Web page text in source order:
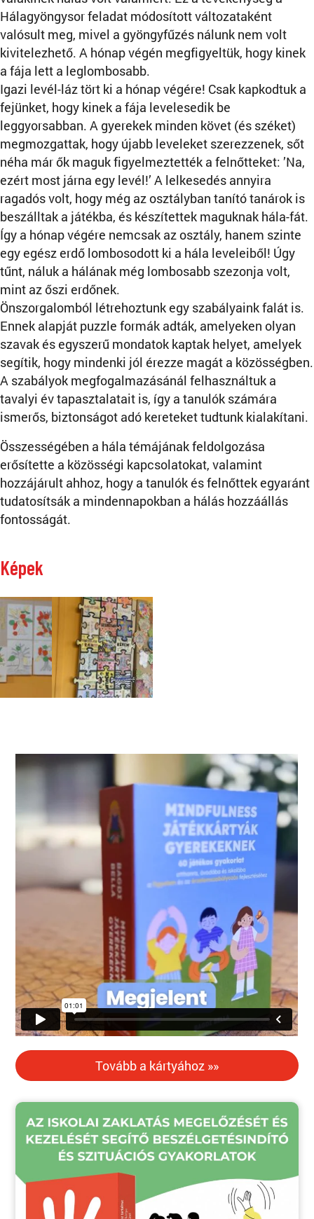
Hálagyöngysor feladat módosított változataként
valósult meg, mivel a gyöngyfűzés nálunk nem volt
kivitelezhető. A hónap végén megfigyeltük, hogy kinek
a fája lett a leglombosabb.
Igazi levél-láz tört ki a hónap végére! Csak kapkodtuk a
fejünket, hogy kinek a fája levelesedik be
leggyorsabban. A gyerekek minden követ (és széket)
megmozgattak, hogy újabb leveleket szerezzenek, sőt
néha már ők maguk figyelmeztették a felnőtteket: ’Na,
ezért most járna egy levél!’ A lelkesedés annyira
ragadós volt, hogy még az osztályban tanító tanárok is
beszálltak a játékba, és készítettek maguknak hála-fát.
Így a hónap végére nemcsak az osztály, hanem szinte
egy egész erdő lombosodott ki a hála leveleiből! Úgy
tűnt, náluk a hálának még lombosabb szezonja volt,
mint az őszi erdőnek.
Önszorgalomból létrehoztunk egy szabályaink falát is.
Ennek alapját puzzle formák adták, amelyeken olyan
szavak és egyszerű mondatok kaptak helyet, amelyek
segítik, hogy mindenki jól érezze magát a közösségben.
A szabályok megfogalmazásánál felhasználtuk a
tavalyi év tapasztalatait is, így a tanulók számára
ismerős, biztonságot adó kereteket tudtunk kialakítani.
Összességében a hála témájának feldolgozása
erősítette a közösségi kapcsolatokat, valamint
hozzájárult ahhoz, hogy a tanulók és felnőttek egyaránt
tudatosítsák a mindennapokban a hálás hozzáállás
fontosságát.
Képek
Tovább a kártyához »»